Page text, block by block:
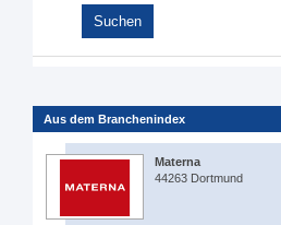
Aus dem Branchenindex
Materna
44263 Dortmund